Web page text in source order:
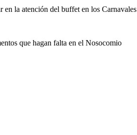
la atención del buffet en los Carnavales
que hagan falta en el Nosocomio